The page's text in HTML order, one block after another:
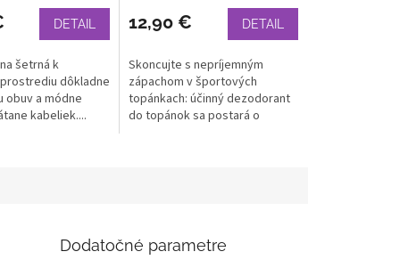
DETAIL
šetrná k
dôkladne
obuv a módne
kabeliek....
12,90 € DETAIL
Skoncujte s nepríjemným
zápachom v športových
topánkach: účinný dezodorant
do topánok sa postará o
Dodatočné parametre